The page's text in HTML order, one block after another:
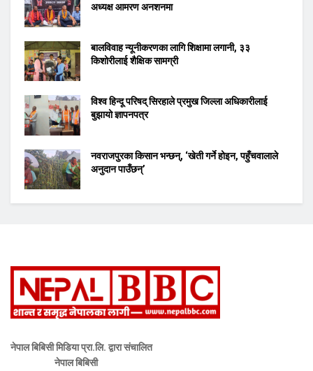
अध्यक्ष आमरण अनशनमा
बालविवाह न्यूनीकरणका लागि शिक्षामा लगानी, ३३
किशोरीलाई शैक्षिक सामग्री
विश्व हिन्दू परिषद् सिरहाले प्रमुख जिल्ला अधिकारीलाई
बुझायो ज्ञापनपत्र
नवराजपुरका किसान भन्छन्, ‘खेती गर्ने होइन, पहुँचवालाले
अनुदान पाउँछन्’
नेपाल बिबिसी मिडिया प्रा.लि. द्वारा संचालित
नेपाल बिबिसी